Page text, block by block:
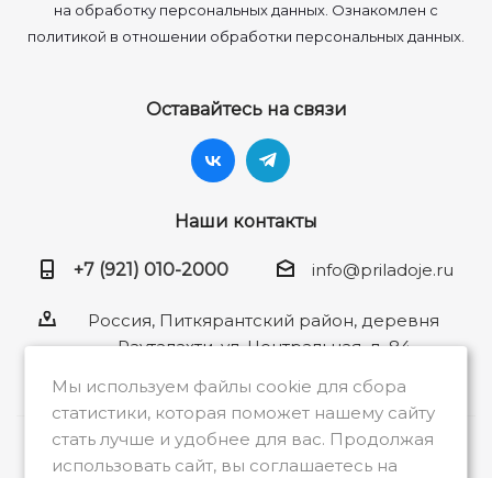
на обработку персональных данных. Ознакомлен с
политикой в отношении обработки персональных данных.
Оставайтесь на связи
Наши контакты
+7 (921) 010-2000 info@priladoje.ru
Россия, Питкярантский район, деревня
Рауталахти, ул. Центральная, д. 84
2026 © Общество с ограниченной
Мы используем файлы cookie для сбора
статистики, которая поможет нашему сайту
стать лучше и удобнее для вас. Продолжая
использовать сайт, вы соглашаетесь на